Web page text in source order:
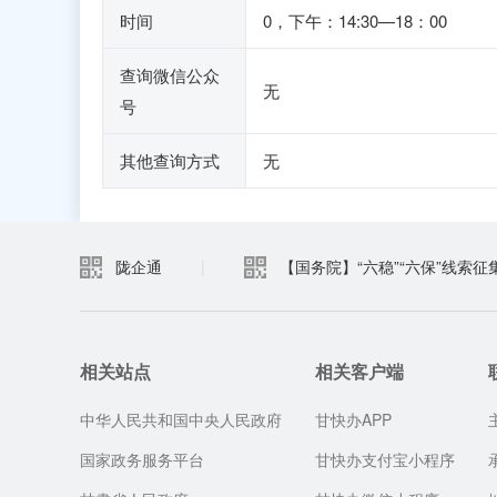
时间
0，下午：14:30—18：00
查询微信公众
号
无
其他查询方式 无
陇企通 【国务院】“六稳”“六保”线索征
相关站点
中华人民共和国中央人民政府
国家政务服务平台
相关客户端
甘快办APP
甘快办支付宝小程序